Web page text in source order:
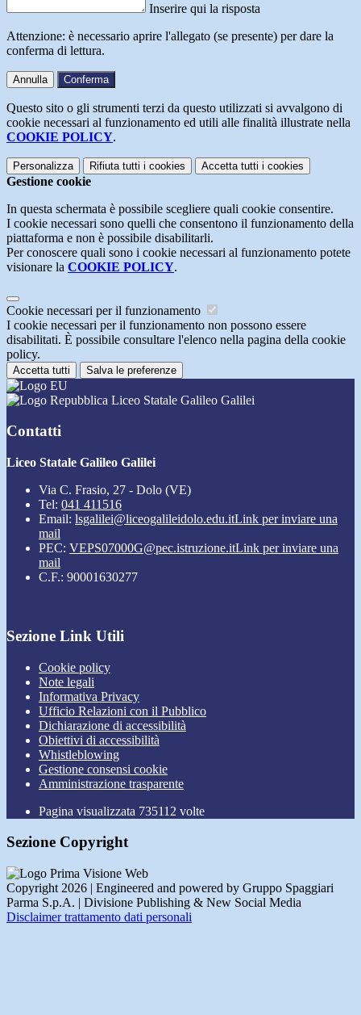
Inserire qui la risposta
Attenzione: è necessario aprire l'allegato (se presente) per dare la
conferma di lettura.
Annulla Conferma
Questo sito o gli strumenti terzi da questo utilizzati si avvalgono di
cookie necessari al funzionamento ed utili alle finalità illustrate nella
COOKIE POLICY.
Personalizza Rifiuta tutti i cookies Accetta tutti i cookies
Gestione cookie
In questa schermata è possibile scegliere quali cookie consentire.
I cookie necessari sono quelli che consentono il funzionamento della
piattaforma e non è possibile disabilitarli.
Per conoscere quali sono i cookie necessari al funzionamento potete
visionare la COOKIE POLICY.
Cookie necessari per il funzionamento
I cookie necessari per il funzionamento non possono essere
disabilitati. È possibile consultare l'elenco nella pagina della cookie
policy.
Accetta tutti Salva le preferenze
Liceo Statale Galileo Galilei
Contatti
Liceo Statale Galileo Galilei
Via C. Frasio, 27 - Dolo (VE)
Tel: 041 411516
Email: lsgalilei@liceogalileidolo.edu.itLink per inviare una
mail
PEC: VEPS07000G@pec.istruzione.itLink per inviare una
mail
C.F.: 90001630277
Sezione Link Utili
Cookie policy
Note legali
Informativa Privacy
Ufficio Relazioni con il Pubblico
Dichiarazione di accessibilità
Obiettivi di accessibilità
Whistleblowing
Gestione consensi cookie
Amministrazione trasparente
Pagina visualizzata 735112 volte
Sezione Copyright
Copyright 2026 | Engineered and powered by Gruppo Spaggiari
Parma S.p.A. | Divisione Publishing & New Social Media
Disclaimer trattamento dati personali